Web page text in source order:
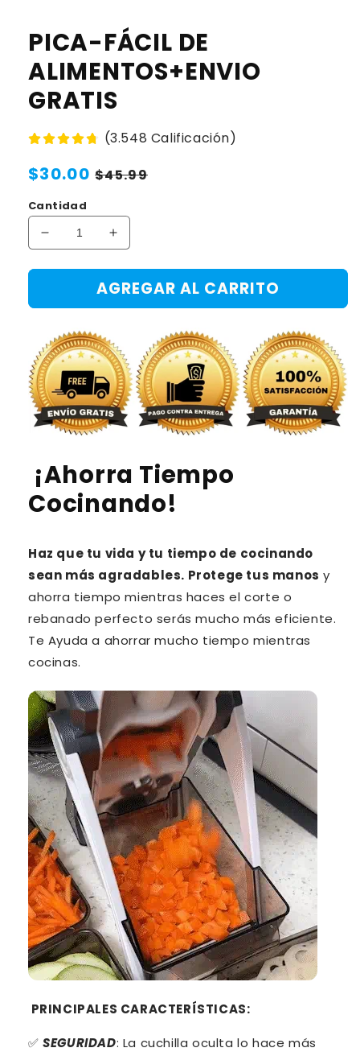
PICA-FÁCIL DE
ALIMENTOS+ENVIO
GRATIS
(3.548 Calificación)
Precio
habitual
$30.00 Precio
oferta
$45.99
Cantidad
Reducir
para
FÁCIL
ALIMENTOS+ENVIO
GRATIS
Aumentar
para
PICA-
FÁCIL
ALIMENTOS+ENVIO
GRATIS
AGREGAR AL CARRITO
¡Ahorra Tiempo
Cocinando!
Haz que tu vida y tu tiempo de cocinando
sean más agradables. Protege tus manos y
ahorra tiempo mientras haces el corte o
rebanado perfecto serás mucho más eficiente.
Te Ayuda a ahorrar mucho tiempo mientras
cocinas.
PRINCIPALES CARACTERÍSTICAS:
✅SEGURIDAD: La cuchilla oculta lo hace más